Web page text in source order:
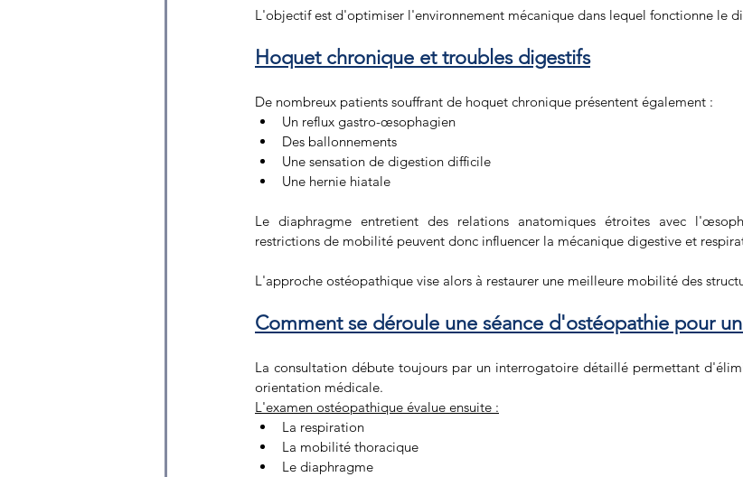
L'objectif est d'optimiser l'environnement mécanique dans lequel fonctionne le
Hoquet chronique et troubles digestifs
De nombreux patients souffrant de hoquet chronique présentent également :
Un reflux gastro-œsophagien
Des ballonnements
Une sensation de digestion difficile
Une hernie hiatale
Le diaphragme entretient des relations anatomiques étroites avec
restrictions de mobilité peuvent donc influencer la mécanique digestive et
L'approche ostéopathique vise alors à restaurer une meilleure mobilité des
Comment se déroule une séance d'ostéopathie pour
La consultation débute toujours par un interrogatoire détaillé permettant
orientation médicale.
L'examen ostéopathique évalue ensuite :
La respiration
La mobilité thoracique
Le diaphragme